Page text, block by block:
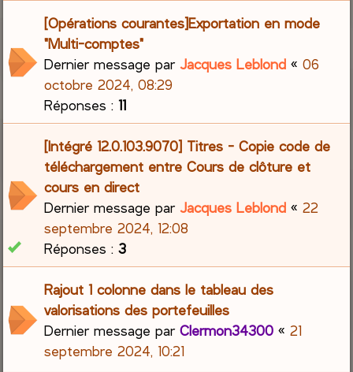
[Opérations courantes]Exportation en mode
"Multi-comptes"
Dernier message parJacques Leblond «06
octobre 2024, 08:29
Réponses :11
[Intégré 12.0.103.9070] Titres - Copie code de
téléchargement entre Cours de clôture et
cours en direct
Dernier message parJacques Leblond «22
septembre 2024, 12:08
Réponses :3
Rajout 1 colonne dans le tableau des
valorisations des portefeuilles
Dernier message parClermon34300 «21
septembre 2024, 10:21